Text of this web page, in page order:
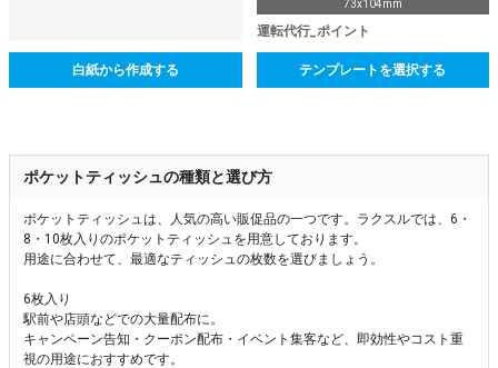
白紙から作成する
73x104mm
運転代行_ポイント
テンプレートを選択する
ポケットティッシュの種類と選び方
ポケットティッシュは、人気の高い販促品の一つです。ラクスルでは、6・
8・10枚入りのポケットティッシュを用意しております。
用途に合わせて、最適なティッシュの枚数を選びましょう。
6枚入り
駅前や店頭などでの大量配布に。
キャンペーン告知・クーポン配布・イベント集客など、即効性やコスト重
視の用途におすすめです。